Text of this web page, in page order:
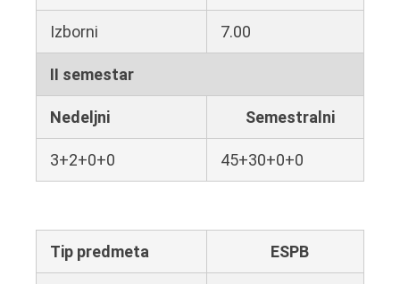
Izborni 7.00
II semestar
Nedeljni Semestralni
3+2+0+0 45+30+0+0
Tip predmeta ESPB